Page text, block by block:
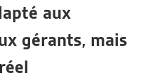
aux
gérants, mais